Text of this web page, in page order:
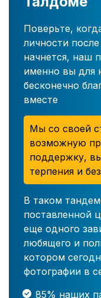
Поверьте,
личности
начнется, наш
именно вы для
бесконечно
вместе
Мы со своей
возможную
поддержку,
терпения и
В таком
поставленной
еще одного
любящего и
котором
фотографии в
85% наших